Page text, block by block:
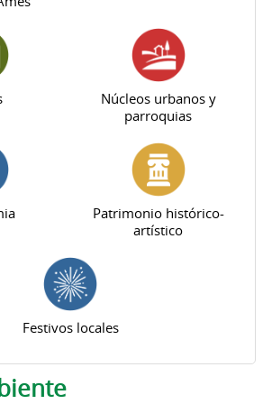
Núcleos urbanos y
parroquias
Patrimonio histórico-
artístico
Festivos locales